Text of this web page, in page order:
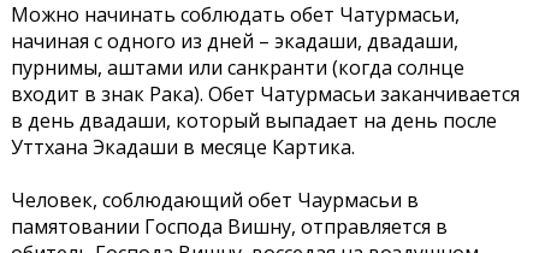
Можно начинать соблюдать обет Чатурмасьи,
начиная с одного из дней – экадаши, двадаши,
пурнимы, аштами или санкранти (когда солнце
входит в знак Рака). Обет Чатурмасьи заканчивается
в день двадаши, который выпадает на день после
Уттхана Экадаши в месяце Картика.
Человек, соблюдающий обет Чаурмасьи в
памятовании Господа Вишну, отправляется в